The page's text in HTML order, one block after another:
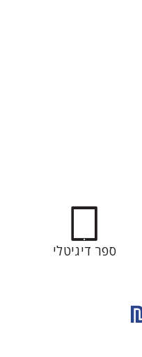
ספר דיגיטלי
הנחה
לפני הנחה